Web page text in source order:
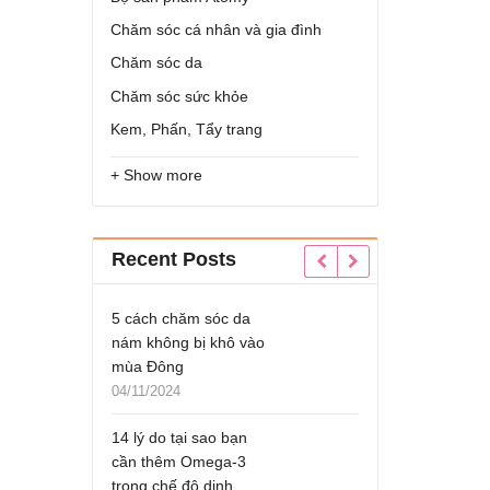
Chăm sóc cá nhân và gia đình
Chăm sóc da
Chăm sóc sức khỏe
Kem, Phấn, Tẩy trang
+ Show more
Recent Posts
Bàn Chải Xỉa Kẽ Chân
Răng Atomy Brush
tăng cường nội tiết tố
nữ
05/12/2023